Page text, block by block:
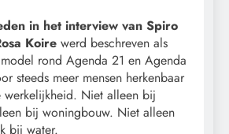
in het interview van Spiro
Koire werd beschreven als
rond Agenda 21 en Agenda
steeds meer mensen herkenbaar
werkelijkheid. Niet alleen bij
bij woningbouw. Niet alleen
bij water.